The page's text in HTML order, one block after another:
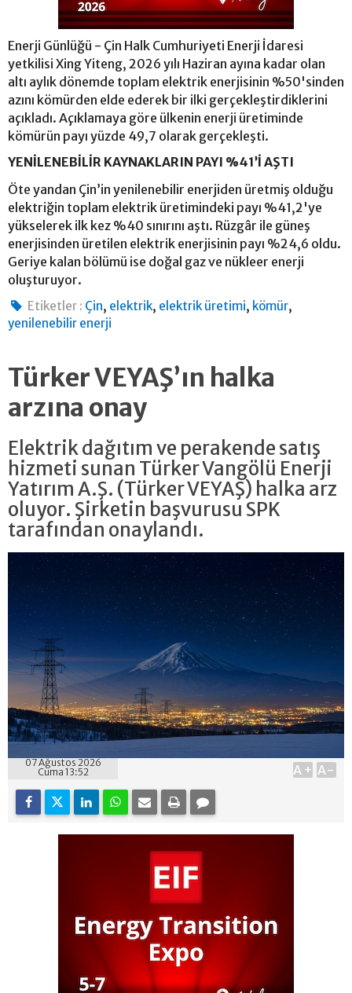
Enerji Günlüğü - Çin Halk Cumhuriyeti Enerji İdaresi
yetkilisi Xing Yiteng, 2026 yılı Haziran ayına kadar olan
altı aylık dönemde toplam elektrik enerjisinin %50'sinden
azını kömürden elde ederek bir ilki gerçekleştirdiklerini
açıkladı. Açıklamaya göre ülkenin enerji üretiminde
kömürün payı yüzde 49,7 olarak gerçekleşti.
YENİLENEBİLİR KAYNAKLARIN PAYI %41’İ AŞTI
Öte yandan Çin’in yenilenebilir enerjiden üretmiş olduğu
elektriğin toplam elektrik üretimindeki payı %41,2'ye
yükselerek ilk kez %40 sınırını aştı. Rüzgâr ile güneş
enerjisinden üretilen elektrik enerjisinin payı %24,6 oldu.
Geriye kalan bölümü ise doğal gaz ve nükleer enerji
oluşturuyor.
Etiketler : Çin, elektrik, elektrik üretimi, kömür,
yenilenebilir enerji
Türker VEYAŞ’ın halka
arzına onay
Elektrik dağıtım ve perakende satış
hizmeti sunan Türker Vangölü Enerji
Yatırım A.Ş. (Türker VEYAŞ) halka arz
oluyor. Şirketin başvurusu SPK
tarafından onaylandı.
07 Ağustos 2026
Cuma 13:52
A+ A-